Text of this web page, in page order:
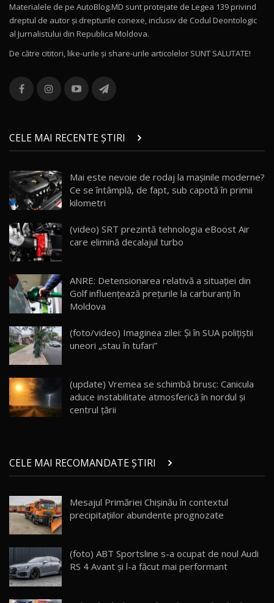
12
Noul MG HS / Test Drive AutoBlog.MD
16:48
13
combină aventura cu luxul / AutoBlog.MD
36:08
chinez care face lumea să se întoarcă după el
/ AutoBlog.MD
17:27
15 14:37
16
AutoBlogMD
13:10
17 20:06
Va fi modelul nr.1 BYD în Moldova? BYD Seal U
30:08
AutoBlog.MD
23:36
20
Noul ZEEKR 7X / Test Drive AutoBlog.MD
29:08
21
AutoBlog.MD
16:59
22
Noua Mazda 6e / Test Drive AutoBlog.MD
26:59
23
Lynk & Co 01 / Test Drive AutoBlog.MD
25:19
Materialele de pe AutoBlog.MD sunt protejate de Legea 139 privind
dreptul de autor și drepturile conexe, inclusiv de Codul Deontologic
al Jurnalistului din Republica Moldova.
De către cititori, like-urile şi share-urile articolelor SUNT SALUTATE!
CELE MAI RECENTE ȘTIRI
Mai este nevoie de rodaj la mașinile moderne?
Ce se întâmplă, de fapt, sub capotă în primii
kilometri
(video) SRT prezintă tehnologia eBoost Air
care elimină decalajul turbo
ANRE: Detensionarea relativă a situației din
Golf influențează prețurile la carburanți în
Moldova
(foto/video) Imaginea zilei: Și în SUA polițiștii
uneori „stau în tufari”
(update) Vremea se schimbă brusc: Canicula
aduce instabilitate atmosferică în nordul și
centrul țării
CELE MAI RECOMANDATE ȘTIRI
Mesajul Primăriei Chișinău în contextul
precipitațiilor abundente prognozate
(foto) ABT Sportsline s-a ocupat de noul Audi
RS 4 Avant şi l-a făcut mai performant